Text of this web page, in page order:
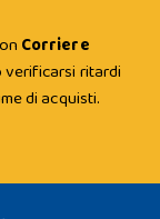
Corriere
ritardi
di acquisti.